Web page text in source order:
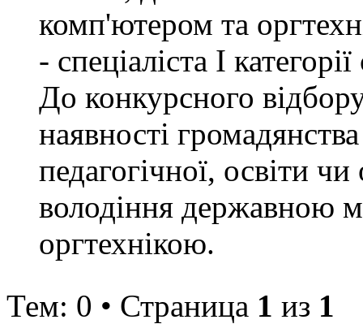
комп'ютером та
- спеціаліста І
До конкурсного
наявності
педагогічної, освіти
володіння державною
оргтехнікою.
Тем: 0 • Страница 1 из 1